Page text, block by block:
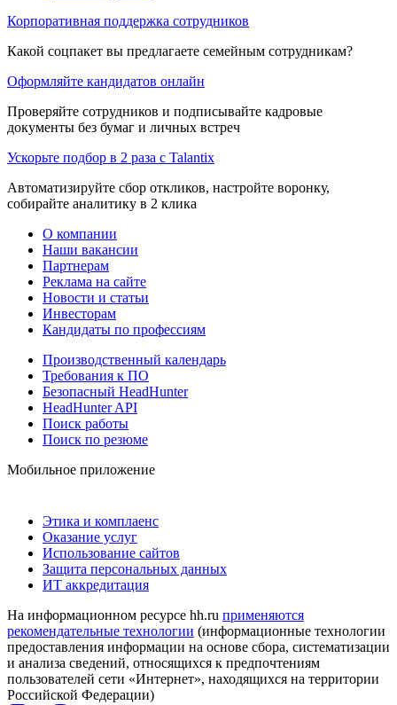
Корпоративная поддержка сотрудников
Какой соцпакет вы предлагаете семейным сотрудникам?
Оформляйте кандидатов онлайн
Проверяйте сотрудников и подписывайте кадровые
документы без бумаг и личных встреч
Ускорьте подбор в 2 раза с Talantix
Автоматизируйте сбор откликов, настройте воронку,
собирайте аналитику в 2 клика
О компании
Наши вакансии
Партнерам
Реклама на сайте
Новости и статьи
Инвесторам
Кандидаты по профессиям
Производственный календарь
Требования к ПО
Безопасный HeadHunter
HeadHunter API
Поиск работы
Поиск по резюме
Мобильное приложение
Этика и комплаенс
Оказание услуг
Использование сайтов
Защита персональных данных
ИТ аккредитация
На информационном ресурсе hh.ru применяются
рекомендательные технологии (информационные технологии
предоставления информации на основе сбора, систематизации
и анализа сведений, относящихся к предпочтениям
пользователей сети «Интернет», находящихся на территории
Российской Федерации)